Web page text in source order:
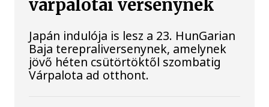
várpalotai versenynek
Japán indulója is lesz a 23. HunGarian
Baja terepraliversenynek, amelynek
jövő héten csütörtöktől szombatig
Várpalota ad otthont.